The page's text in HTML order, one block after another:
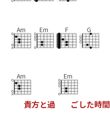
Am Em F G
Am
貴方と過
Em
ごした時間